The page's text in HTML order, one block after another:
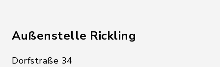
Außenstelle Rickling
Dorfstraße 34